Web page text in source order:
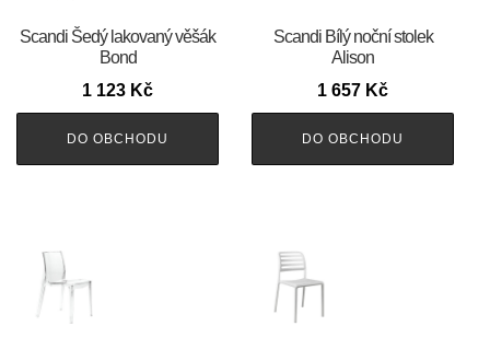
Scandi Šedý lakovaný věšák
Bond
1 123 Kč
DO OBCHODU
Scandi Bílý noční stolek
Alison
1 657 Kč
DO OBCHODU